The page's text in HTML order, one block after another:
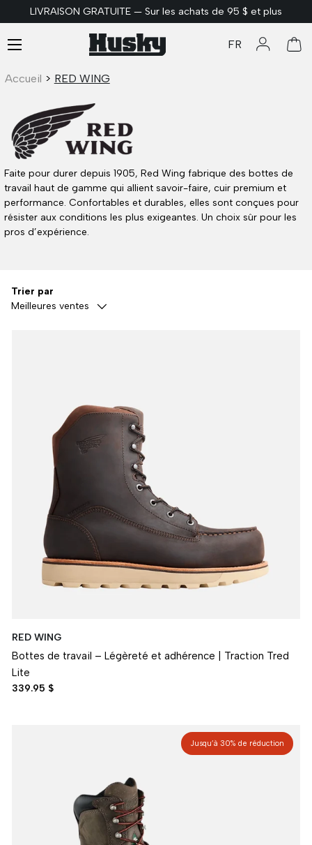
ALLER AU CONTENU
LIVRAISON GRATUITE — Sur les achats de 95 $ et plus
FR Se
Accueil > RED WING
Faite pour durer depuis 1905, Red Wing fabrique des bottes de
travail haut de gamme qui allient savoir-faire, cuir premium et
performance. Confortables et durables, elles sont conçues pour
résister aux conditions les plus exigeantes. Un choix sûr pour les
pros d’expérience.
Trier par
Meilleures ventes
RED WING
Bottes de travail – Légèreté et adhérence | Traction Tred
Lite
339.95 $
Jusqu’à 30% de réduction